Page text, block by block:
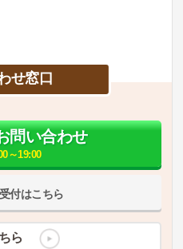
せ窓口
付はこちら
問い合わせ
～19:00
ら